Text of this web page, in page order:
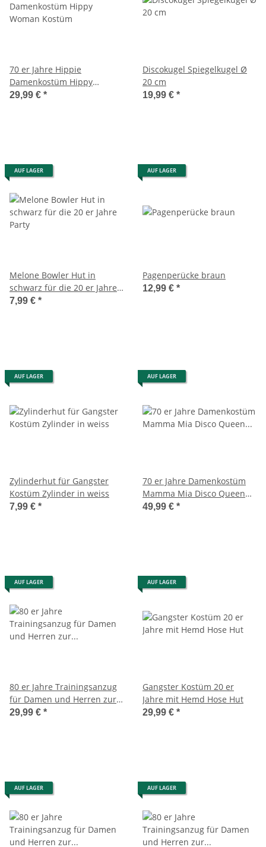
70 er Jahre Hippie
Damenkostüm Hippy
Woman Kostüm
29,99 € *
Discokugel Spiegelkugel Ø
20 cm
19,99 € *
AUF LAGER
Melone Bowler Hut in
schwarz für die 20 er Jahre
Party
7,99 € *
AUF LAGER
Pagenperücke braun
12,99 € *
AUF LAGER
Zylinderhut für Gangster
Kostüm Zylinder in weiss
7,99 € *
AUF LAGER
70 er Jahre Damenkostüm
Mamma Mia Disco Queen
Kostüm
49,99 € *
AUF LAGER
80 er Jahre Trainingsanzug
für Damen und Herren zur
Aerobic pink
29,99 € *
AUF LAGER
Gangster Kostüm 20 er
Jahre mit Hemd Hose Hut
29,99 € *
AUF LAGER AUF LAGER